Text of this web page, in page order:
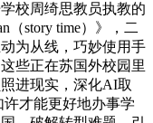
校周绮思教员执教的
（story time）》，二
为从线，巧妙使用手
些正在苏国外校园里
进现实，深化AI取
才能更好地办事学